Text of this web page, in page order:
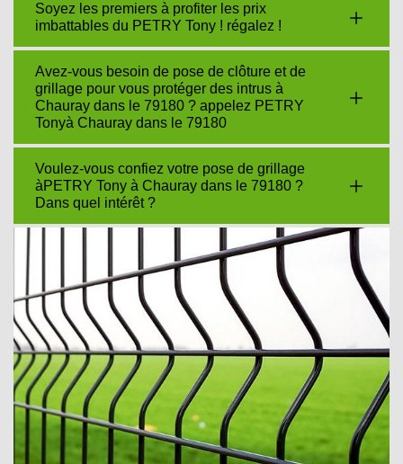
Soyez les premiers à profiter les prix
imbattables du PETRY Tony ! régalez !
Avez-vous besoin de pose de clôture et de
grillage pour vous protéger des intrus à
Chauray dans le 79180 ? appelez PETRY
Tonyà Chauray dans le 79180
Voulez-vous confiez votre pose de grillage
àPETRY Tony à Chauray dans le 79180 ?
Dans quel intérêt ?